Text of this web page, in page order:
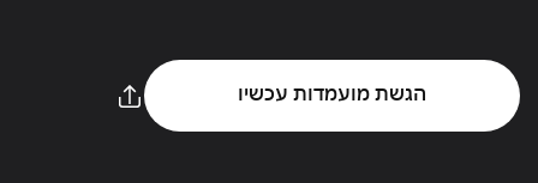
הגשת מועמדות עכשיו